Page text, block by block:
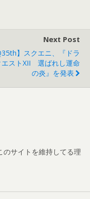
Next Post
】スクエニ、『ドラ
エストXII 選ばれし運命
の炎』を発表
のサイトを維持してる理